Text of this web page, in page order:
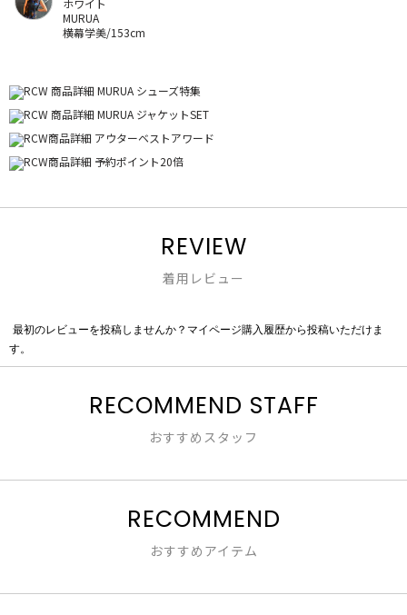
ホワイト
MURUA
横幕学美/153cm
REVIEW
着用レビュー
価
最初のレビューを投稿しませんか？マイページ購入履歴から投稿いただけま
す。
RECOMMEND STAFF
おすすめスタッフ
RECOMMEND
おすすめアイテム